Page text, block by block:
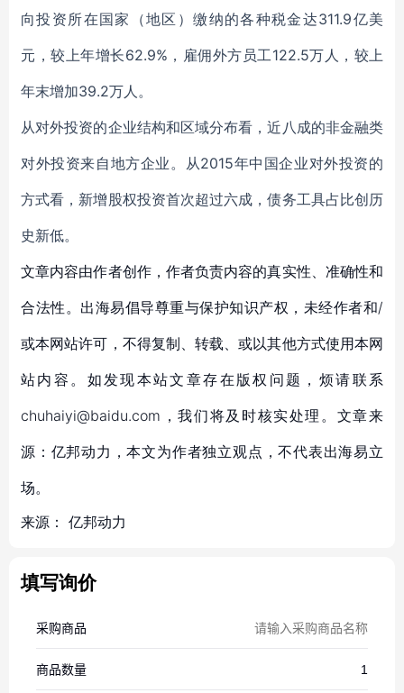
向投资所在国家（地区）缴纳的各种税金达311.9亿美
元，较上年增长62.9%，雇佣外方员工122.5万人，较上
年末增加39.2万人。
从对外投资的企业结构和区域分布看，近八成的非金融类
对外投资来自地方企业。从2015年中国企业对外投资的
方式看，新增股权投资首次超过六成，债务工具占比创历
史新低。
文章内容由作者创作，作者负责内容的真实性、准确性和
合法性。出海易倡导尊重与保护知识产权，未经作者和/
或本网站许可，不得复制、转载、或以其他方式使用本网
站内容。如发现本站文章存在版权问题，烦请联系
chuhaiyi@baidu.com，我们将及时核实处理。文章来
源：亿邦动力，本文为作者独立观点，不代表出海易立
场。
来源： 亿邦动力
填写询价